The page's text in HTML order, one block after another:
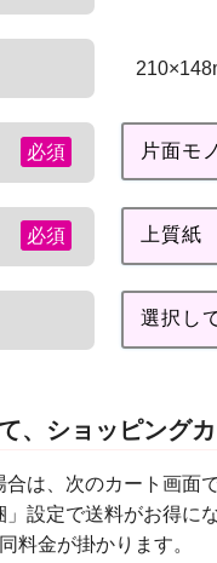
必須
必須
、ショッピング
は、次のカート画面
設定で送料がお得に
料金が掛かります。